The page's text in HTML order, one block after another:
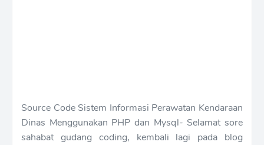
Source Code Sistem Informasi Perawatan Kendaraan
Dinas Menggunakan PHP dan Mysql- Selamat sore
sahabat gudang coding, kembali lagi pada blog